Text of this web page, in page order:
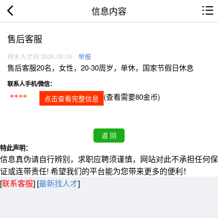
信息内容
售后客服
神木人才网 2026.08.06 举报
售后客服20名，女性，20-30周岁，单休，国家节假日休息
联系人手机/微信：
**** 点击查看完整信息 (查看需要80金币)
特此声明：
信息真伪请自行辨别，求职应聘须谨慎，网站对此不承担任何保
证或连带责任! 希望我们的平台能为您带来更多的便利！
[联系客服] [最新找人才]